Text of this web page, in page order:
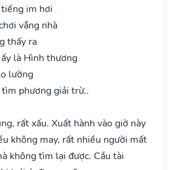
im hơi
vắng nhà
thấy ra
là Hình thương
lường
phương giải trừ..
rất xấu. Xuất hành vào giờ này
không may, rất nhiều người mất
không tìm lại được. Cầu tài